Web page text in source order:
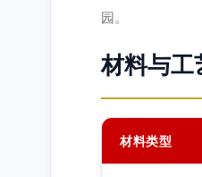
园。
材料与工
材料类型